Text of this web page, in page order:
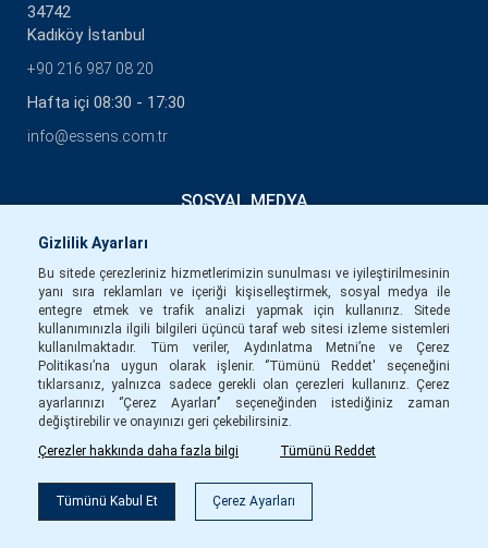
Filtre
Gizlilik Ayarları
Bu sitede çerezleriniz hizmetlerimizin sunulması ve iyileştirilmesinin
yanı sıra reklamları ve içeriği kişiselleştirmek, sosyal medya ile
entegre etmek ve trafik analizi yapmak için kullanırız. Sitede
kullanımınızla ilgili bilgileri üçüncü taraf web sitesi izleme sistemleri
kullanılmaktadır. Tüm veriler, Aydınlatma Metni’ne ve Çerez
Politikası’na uygun olarak işlenir. ‘’Tümünü Reddet' seçeneğini
tıklarsanız, yalnızca sadece gerekli olan çerezleri kullanırız. Çerez
ayarlarınızı ‘’Çerez Ayarları’’ seçeneğinden istediğiniz zaman
değiştirebilir ve onayınızı geri çekebilirsiniz.
Çerezler hakkında daha fazla bilgi
Tümünü Reddet
Tümünü Kabul Et Çerez Ayarları
34742
Kadıköy İstanbul
+90 216 987 08 20
Hafta içi 08:30 - 17:30
info@essens.com.tr
SOSYAL MEDYA